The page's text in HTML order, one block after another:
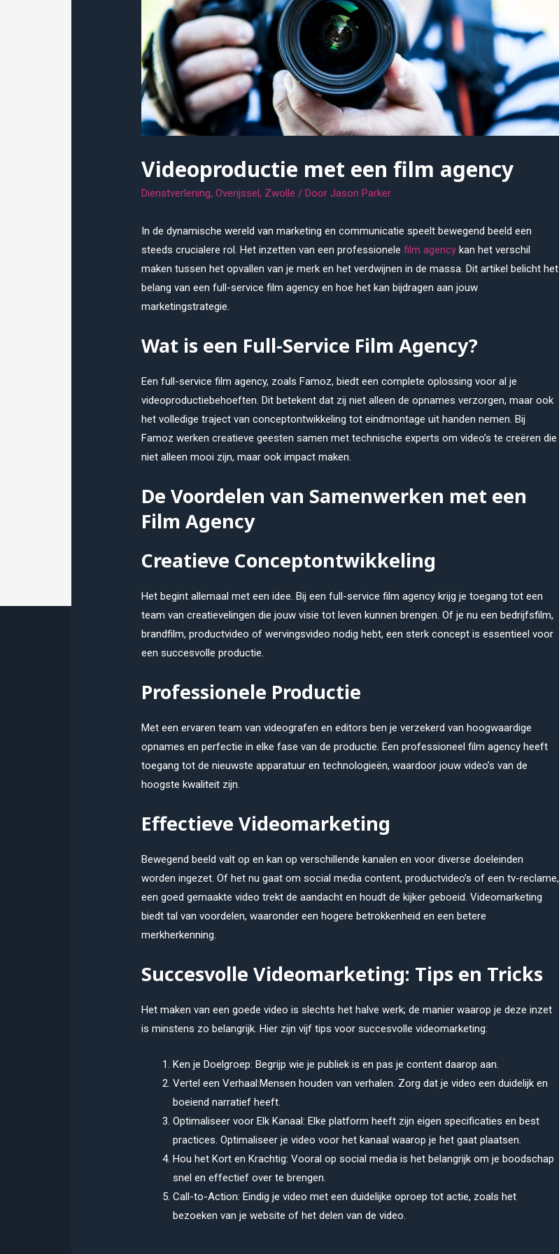
Videoproductie met een film agency
Dienstverlening,Overijssel, Zwolle / DoorJason Parker
In de dynamische wereld van marketing en communicatie speelt bewegend beeld een
steeds crucialere rol. Het inzetten van een professionelefilm agency kan het verschil
maken tussen het opvallen van je merk en het verdwijnen in de massa. Dit artikel belicht het
belang van een full-service film agency en hoe het kan bijdragen aan jouw
marketingstrategie.
Wat is een Full-Service Film Agency?
Een full-service film agency, zoals Famoz, biedt een complete oplossing voor al je
videoproductiebehoeften. Dit betekent dat zij niet alleen de opnames verzorgen, maar ook
het volledige traject van conceptontwikkeling tot eindmontage uit handen nemen. Bij
Famoz werken creatieve geesten samen met technische experts om video’s te creëren die
niet alleen mooi zijn, maar ook impact maken.
De Voordelen van Samenwerken met een
Film Agency
Creatieve Conceptontwikkeling
Het begint allemaal met een idee. Bij een full-service film agency krijg je toegang tot een
team van creatievelingen die jouw visie tot leven kunnen brengen. Of je nu een bedrijfsfilm,
brandfilm, productvideo of wervingsvideo nodig hebt, een sterk concept is essentieel voor
een succesvolle productie.
Professionele Productie
Met een ervaren team van videografen en editors ben je verzekerd van hoogwaardige
opnames en perfectie in elke fase van de productie. Een professioneel film agency heeft
toegang tot de nieuwste apparatuur en technologieën, waardoor jouw video’s van de
hoogste kwaliteit zijn.
Effectieve Videomarketing
Bewegend beeld valt op en kan op verschillende kanalen en voor diverse doeleinden
worden ingezet. Of het nu gaat om social media content, productvideo’s of een tv-reclame,
een goed gemaakte video trekt de aandacht en houdt de kijker geboeid. Videomarketing
biedt tal van voordelen, waaronder een hogere betrokkenheid en een betere
merkherkenning.
Succesvolle Videomarketing: Tips en Tricks
Het maken van een goede video is slechts het halve werk; de manier waarop je deze inzet
is minstens zo belangrijk. Hier zijn vijf tips voor succesvolle videomarketing:
Ken je Doelgroep: Begrijp wie je publiek is en pas je content daarop aan.
Vertel een Verhaal:Mensen houden van verhalen. Zorg dat je video een duidelijk en
boeiend narratief heeft.
Optimaliseer voor Elk Kanaal: Elke platform heeft zijn eigen specificaties en best
practices. Optimaliseer je video voor het kanaal waarop je het gaat plaatsen.
Hou het Kort en Krachtig: Vooral op social media is het belangrijk om je boodschap
snel en effectief over te brengen.
Call-to-Action: Eindig je video met een duidelijke oproep tot actie, zoals het
bezoeken van je website of het delen van de video.